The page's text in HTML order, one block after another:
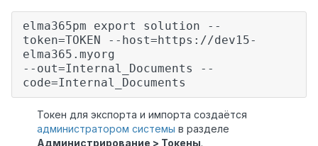
elma365pm export solution --
token=TOKEN --host=https://dev15-
elma365.myorg
--out=Internal_Documents --
code=Internal_Documents
Токен для экспорта и импорта создаётся
администратором системы в разделе
Администрирование > Токены.